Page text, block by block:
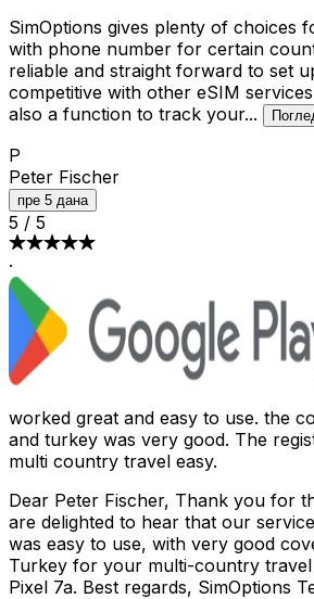
SimOptions gives plenty of choices
with phone number for certain
reliable and straight forward to set
competitive with other eSIM
also a function to track your...
P
Peter Fischer
пре 5 дана
5 / 5
·
worked great and easy to use. the
and turkey was very good. The
multi country travel easy.
Dear Peter Fischer, Thank you for
are delighted to hear that our
was easy to use, with very good
Turkey for your multi-country
Pixel 7a. Best regards, SimOptions